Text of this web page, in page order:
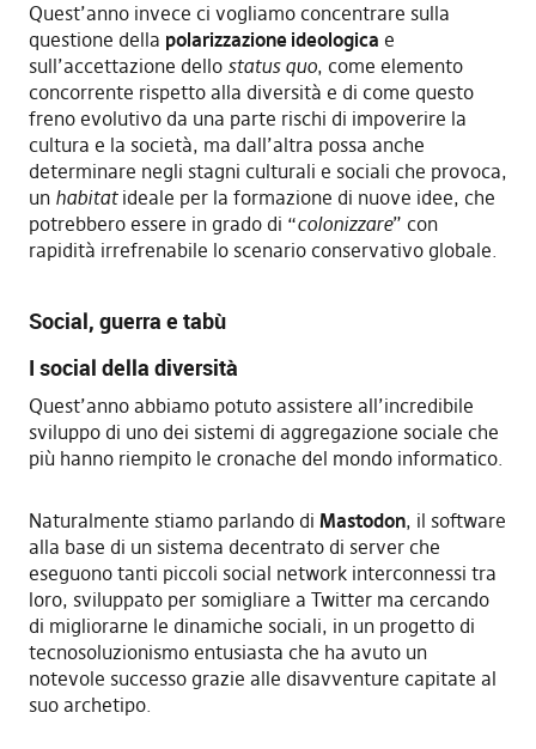
Quest’anno invece ci vogliamo concentrare sulla
questione della polarizzazione ideologica e
sull’accettazione dello status quo, come elemento
concorrente rispetto alla diversità e di come questo
freno evolutivo da una parte rischi di impoverire la
cultura e la società, ma dall’altra possa anche
determinare negli stagni culturali e sociali che provoca,
un habitatideale per la formazione di nuove idee, che
potrebbero essere in grado di “colonizzare” con
rapidità irrefrenabile lo scenario conservativo globale.
Social, guerra e tabù
I social della diversità
Quest’anno abbiamo potuto assistere all’incredibile
sviluppo di uno dei sistemi di aggregazione sociale che
più hanno riempito le cronache del mondo informatico.
Naturalmente stiamo parlando di Mastodon, il software
alla base di un sistema decentrato di server che
eseguono tanti piccoli social network interconnessi tra
loro, sviluppato per somigliare a Twitter ma cercando
di migliorarne le dinamiche sociali, in un progetto di
tecnosoluzionismo entusiasta che ha avuto un
notevole successo grazie alle disavventure capitate al
suo archetipo.